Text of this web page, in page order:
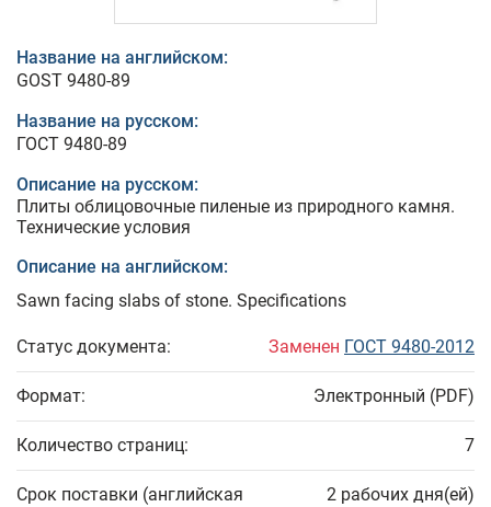
Название на английском:
GOST 9480-89
Название на русском:
ГОСТ 9480-89
Описание на русском:
Плиты облицовочные пиленые из природного камня.
Технические условия
Описание на английском:
Sawn facing slabs of stone. Specifications
Статус документа: Заменен ГОСТ 9480-2012
Формат: Электронный (PDF)
Количество страниц: 7
Срок поставки (английская
2 рабочих дня(ей)